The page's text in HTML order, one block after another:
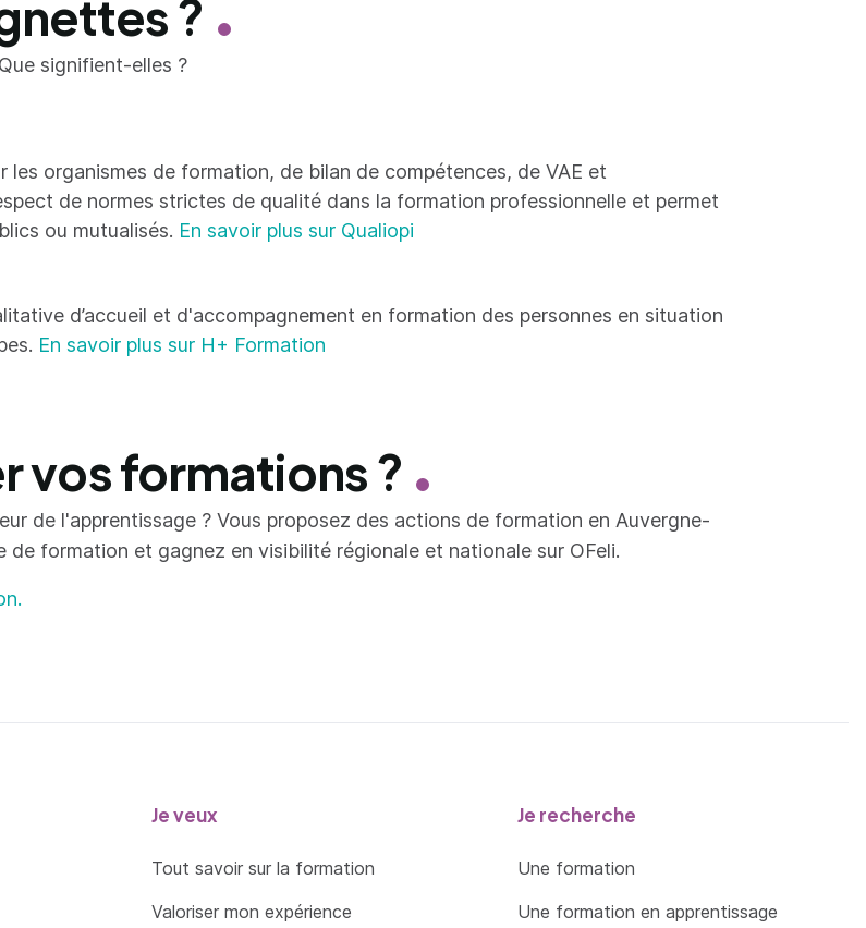
?
signifient-elles ?
organismes de formation, de bilan de compétences, de VAE et
de normes strictes de qualité dans la formation professionnelle et permet
ou mutualisés. En savoir plus sur Qualiopi
d’accueil et d'accompagnement en formation des personnes en situation
En savoir plus sur H+ Formation
vos formations ?
de l'apprentissage ? Vous proposez des actions de formation en Auvergne-
formation et gagnez en visibilité régionale et nationale sur OFeli.
Je veux
Tout savoir sur la formation
Valoriser mon expérience
Je recherche
Une formation
Une formation en apprentissage